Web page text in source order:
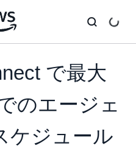
で最大
のエージェ
ケジュール